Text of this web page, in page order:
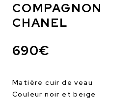
COMPAGNON
CHANEL
690€
Matière cuir de veau
Couleur noir et beige